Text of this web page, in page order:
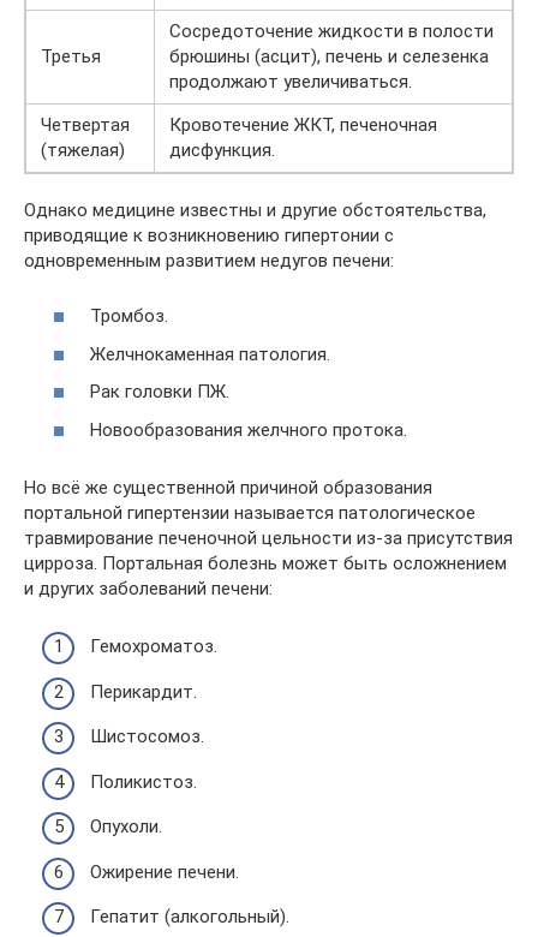
Третья
Сосредоточение жидкости в полости
брюшины (асцит), печень и селезенка
продолжают увеличиваться.
Четвертая
(тяжелая)
Кровотечение ЖКТ, печеночная
дисфункция.
Однако медицине известны и другие обстоятельства,
приводящие к возникновению гипертонии с
одновременным развитием недугов печени:
Тромбоз.
Желчнокаменная патология.
Рак головки ПЖ.
Новообразования желчного протока.
Но всё же существенной причиной образования
портальной гипертензии называется патологическое
травмирование печеночной цельности из-за присутствия
цирроза. Портальная болезнь может быть осложнением
и других заболеваний печени:
Гемохроматоз.
Перикардит.
Шистосомоз.
Поликистоз.
Опухоли.
Ожирение печени.
Гепатит (алкогольный).